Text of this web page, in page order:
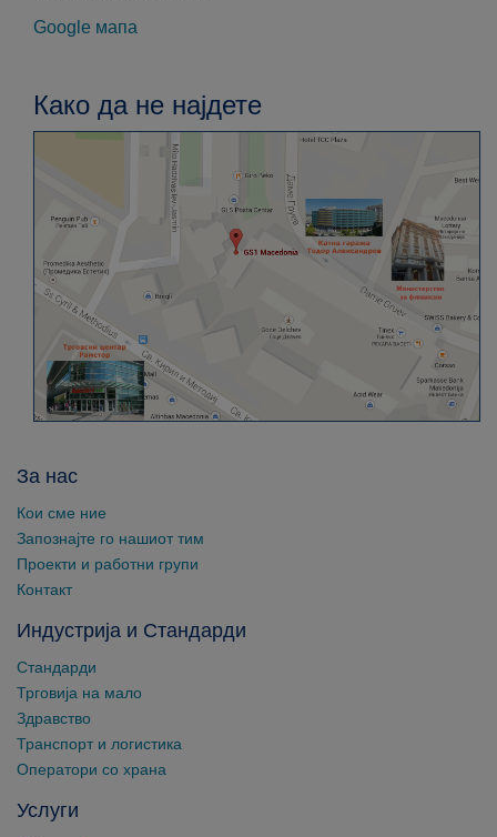
Google мапа
Како да не најдете
За нас
Кои сме ние
Запознајте го нашиот тим
Проекти и работни групи
Контакт
Индустрија и Стандарди
Стандарди
Трговија на мало
Здравство
Транспорт и логистика
Оператори со храна
Услуги